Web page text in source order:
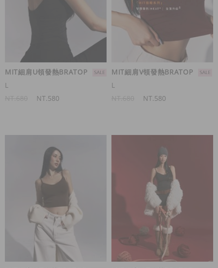
MIT細肩U領發熱BRATOP
L
NT.580
MIT細肩V領發熱BRATOP
L
NT.580